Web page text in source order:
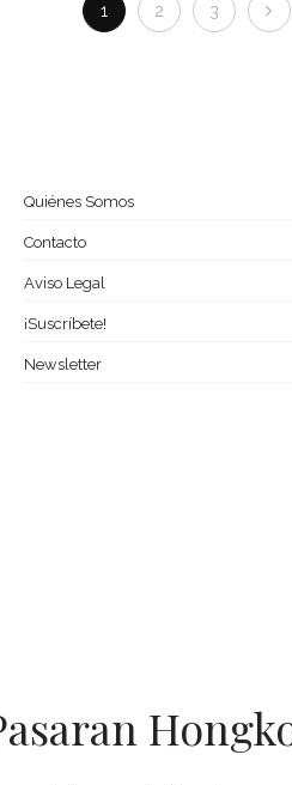
1 2 3
Quiénes Somos
Contacto
Aviso Legal
¡Suscríbete!
Newsletter